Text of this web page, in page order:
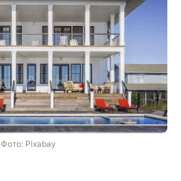
Фото: Pixabay